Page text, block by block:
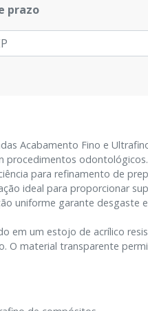
prazo
Acabamento Fino e
procedimentos
para refinamento de
ideal para proporcionar
uniforme garante desgaste
em um estojo de acrílico
O material transparente